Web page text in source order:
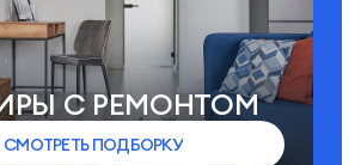
C РЕМОНТОМ
СМОТРЕТЬ ПОДБОРКУ